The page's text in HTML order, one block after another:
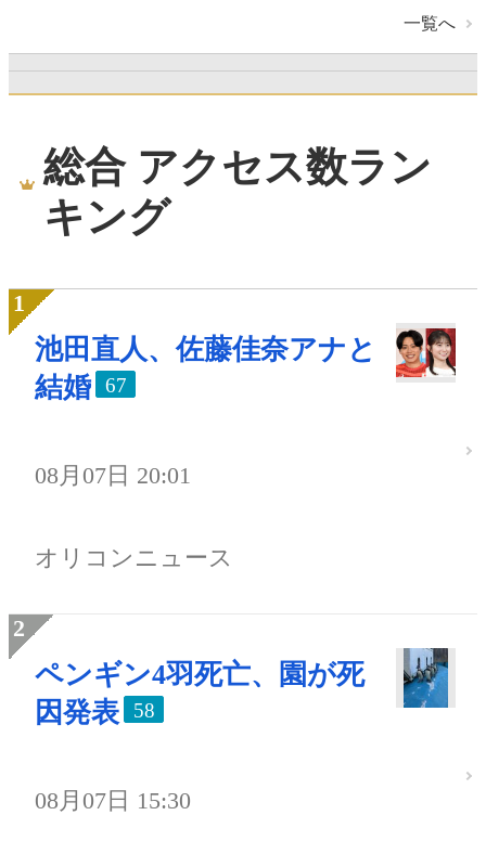
一覧へ
総合 アクセス数ラン
キング
池田直人、佐藤佳奈アナと
結婚
67
08月07日 20:01
オリコンニュース
ペンギン4羽死亡、園が死
因発表
58
08月07日 15:30